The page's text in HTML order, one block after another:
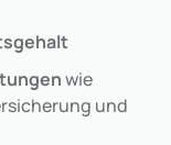
wie
und